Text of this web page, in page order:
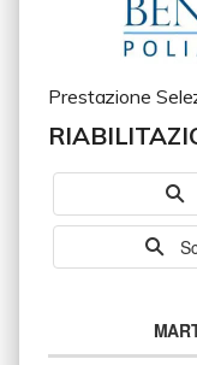
Prestazione